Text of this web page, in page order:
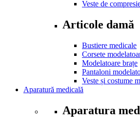
Veste de
Articole damă
Bustiere medicale
Corsete
Modelatoare brațe
Pantaloni
Veste și costume
Aparatură medicală
Aparatura